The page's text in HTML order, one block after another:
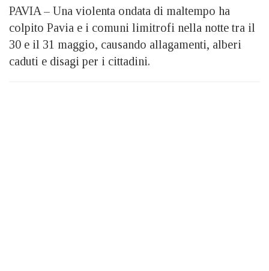
PAVIA – Una violenta ondata di maltempo ha
colpito Pavia e i comuni limitrofi nella notte tra il
30 e il 31 maggio, causando allagamenti, alberi
caduti e disagi per i cittadini.